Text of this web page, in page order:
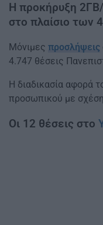
Η προκήρυξη
στο πλαίσιο των
Μόνιμες προσλήψεις
4.747 θέσεις
Η διαδικασία αφορά
προσωπικού με σχέση
Οι 12 θέσεις στο